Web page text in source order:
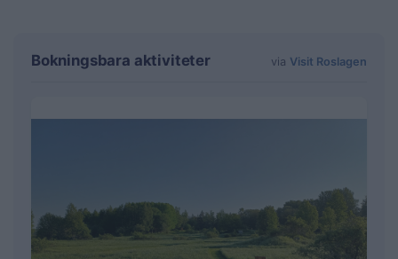
Bokningsbara aktiviteter via Visit Roslagen